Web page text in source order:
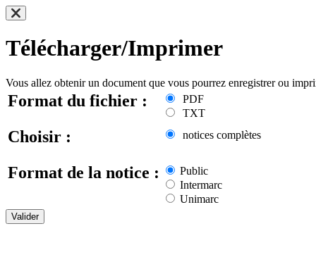
Télécharger/Imprimer
Vous allez obtenir un document que vous pourrez enregistrer ou
Format du fichier :
PDF
TXT
Choisir : notices complètes
Format de la notice :
Public
Intermarc
Unimarc